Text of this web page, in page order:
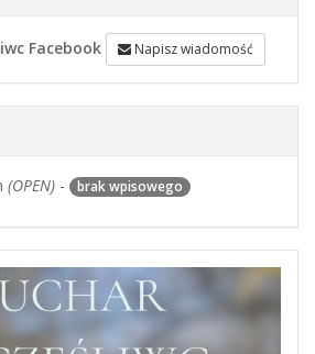
Facebook Napisz wiadomość
(OPEN) - brak wpisowego